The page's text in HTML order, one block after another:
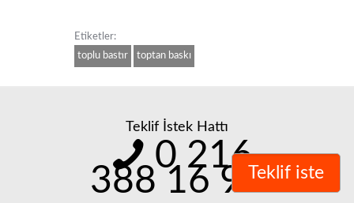
Etiketler:
toplu bastır
toptan baskı
Teklif iste
Teklif İstek Hattı
0 216
388 16 98